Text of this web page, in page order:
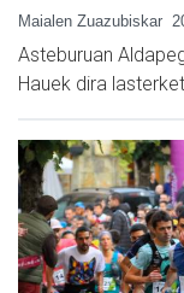
Maialen Zuazubiskar
Asteburuan
Hauek dira